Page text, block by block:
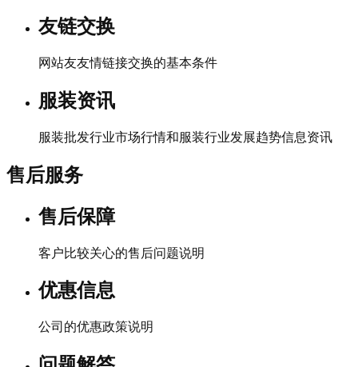
友链交换
网站友友情链接交换的基本条件
服装资讯
服装批发行业市场行情和服装行业发展趋势信息资讯
售后服务
售后保障
客户比较关心的售后问题说明
优惠信息
公司的优惠政策说明